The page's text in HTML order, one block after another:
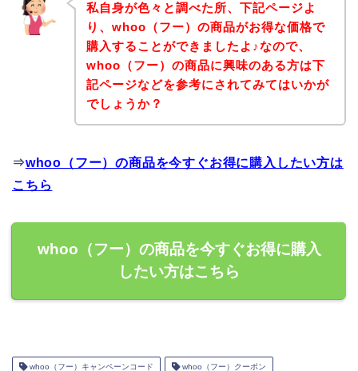
私自身が色々と調べた所、下記ページよ
り、whoo（フー）の商品がお得な価格で
購入することができましたよ♪なので、
whoo（フー）の商品に興味のある方は下
記ページなどを参考にされてみてはいかが
でしょうか？
⇒whoo（フー）の商品を今すぐお得に購入したい方は
こちら
whoo（フー）の商品を今すぐお得に購入
したい方はこちら
whoo（フー）キャンペーンコード whoo（フー）クーポン